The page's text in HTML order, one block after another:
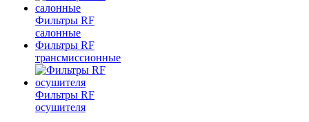
Фильтры RF
салонные
Фильтры RF
трансмиссионные
Фильтры RF
осушителя